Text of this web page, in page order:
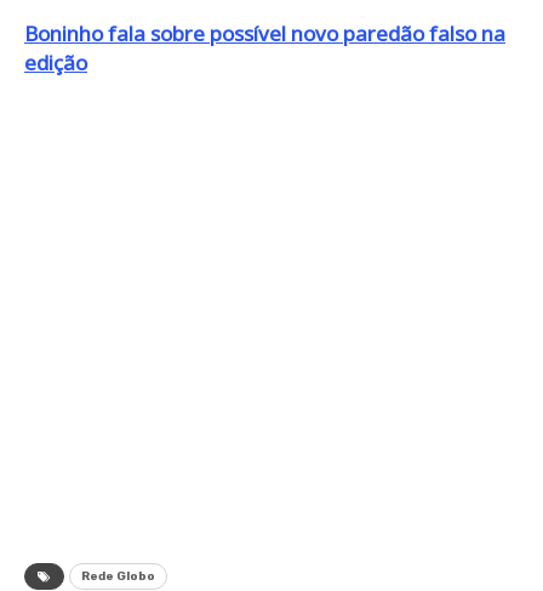
Boninho fala sobre possível novo paredão falso na
edição
Rede Globo